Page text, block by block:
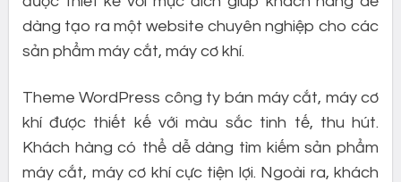
dàng tạo ra một website chuyên nghiệp cho các
sản phẩm máy cắt, máy cơ khí.
Theme WordPress công ty bán máy cắt, máy cơ
khí được thiết kế với màu sắc tinh tế, thu hút.
Khách hàng có thể dễ dàng tìm kiếm sản phẩm
máy cắt, máy cơ khí cực tiện lợi. Ngoài ra, khách